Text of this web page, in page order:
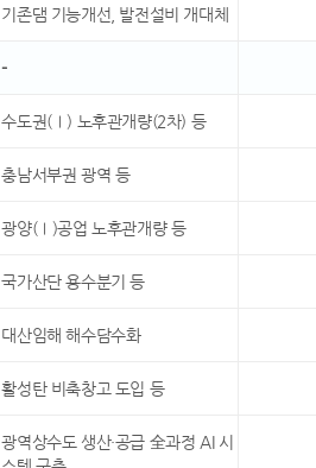
기존댐 기능개선, 발전설비 개대체
-
수도권(Ⅰ) 노후관개량(2차) 등
충남서부권 광역 등
광양(Ⅰ)공업 노후관개량 등
국가산단 용수분기 등
대산임해 해수담수화
활성탄 비축창고 도입 등
광역상수도 생산·공급 全과정 AI 시